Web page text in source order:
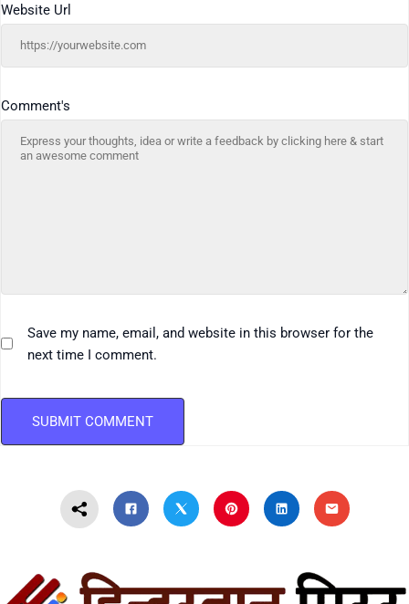
Comment's
Website Url
Save my name, email, and website in this browser for the
next time I comment.